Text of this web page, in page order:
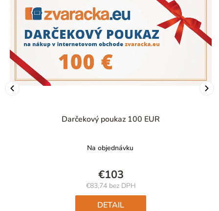
Darčekový poukaz 100 EUR
Na objednávku
€103
€83,74 bez DPH
Jednotková
cena:
DETAIL